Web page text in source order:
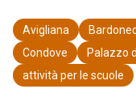
Avigliana
Condove
Palazzo
attività per le scuole